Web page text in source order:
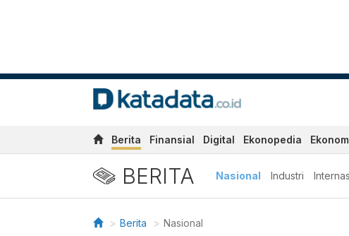
Berita Finansial Digital Ekonopedia
BERITA Nasional Industri
Berita Nasional